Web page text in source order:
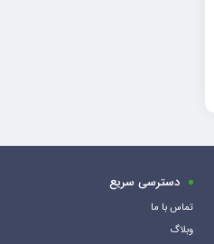
دسترسی سریع
تماس با ما
وبلاگ